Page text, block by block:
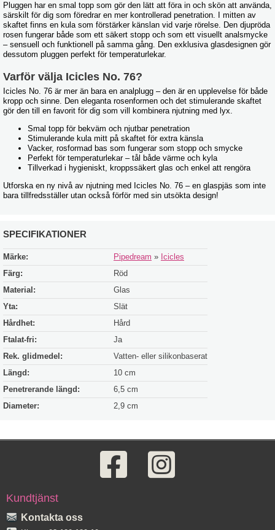
Pluggen har en smal topp som gör den lätt att föra in och skön att använda,
särskilt för dig som föredrar en mer kontrollerad penetration. I mitten av
skaftet finns en kula som förstärker känslan vid varje rörelse. Den djupröda
rosen fungerar både som ett säkert stopp och som ett visuellt analsmycke
– sensuell och funktionell på samma gång. Den exklusiva glasdesignen gör
dessutom pluggen perfekt för temperaturlekar.
Varför välja Icicles No. 76?
Icicles No. 76 är mer än bara en analplugg – den är en upplevelse för både
kropp och sinne. Den eleganta rosenformen och det stimulerande skaftet
gör den till en favorit för dig som vill kombinera njutning med lyx.
Smal topp för bekväm och njutbar penetration
Stimulerande kula mitt på skaftet för extra känsla
Vacker, rosformad bas som fungerar som stopp och smycke
Perfekt för temperaturlekar – tål både värme och kyla
Tillverkad i hygieniskt, kroppssäkert glas och enkel att rengöra
Utforska en ny nivå av njutning med Icicles No. 76 – en glaspjäs som inte
bara tillfredsställer utan också förför med sin utsökta design!
SPECIFIKATIONER
Märke: Pipedream » Icicles
Färg:
Röd
Material:
Glas
Yta:
Slät
Hårdhet:
Hård
Ftalat-fri:
Ja
Rek. glidmedel:
Vatten- eller silikonbaserat
Längd:
10 cm
Penetrerande längd:
6,5 cm
Diameter:
2,9 cm
Kundtjänst
Kontakta oss